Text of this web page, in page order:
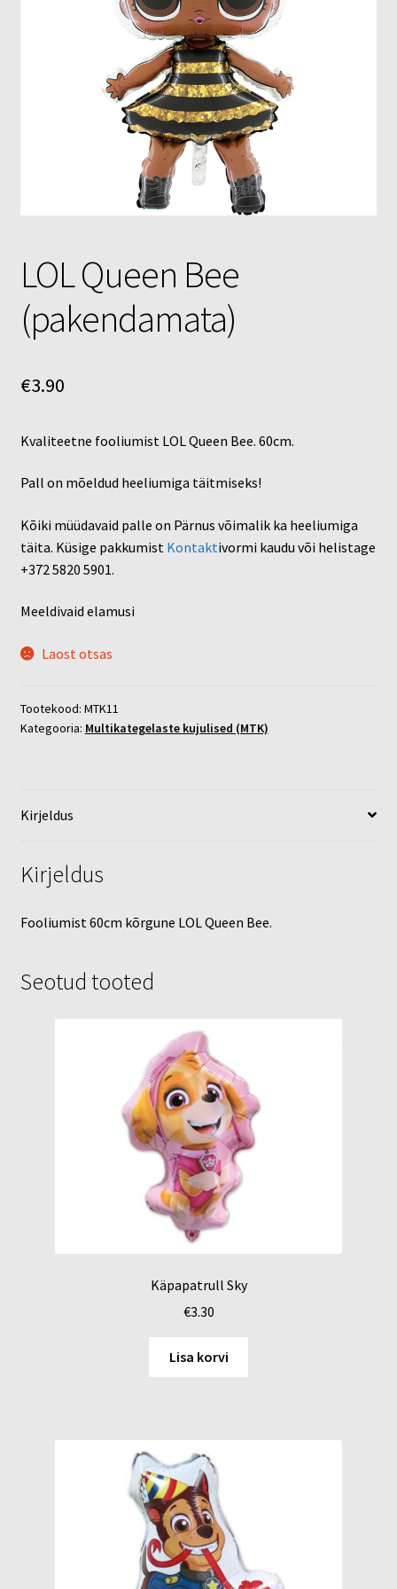
LOL Queen Bee
(pakendamata)
€3.90
Kvaliteetne fooliumist LOL Queen Bee. 60cm.
Pall on mõeldud heeliumiga täitmiseks!
Kõiki müüdavaid palle on Pärnus võimalik ka heeliumiga
täita. Küsige pakkumist Kontaktivormi kaudu või helistage
+372 5820 5901.
Meeldivaid elamusi
Laost otsas
Tootekood: MTK11
Kategooria: Multikategelaste kujulised (MTK)
Kirjeldus
Kirjeldus
Fooliumist 60cm kõrgune LOL Queen Bee.
Seotud tooted
Käpapatrull Sky
€3.30
Lisa korvi